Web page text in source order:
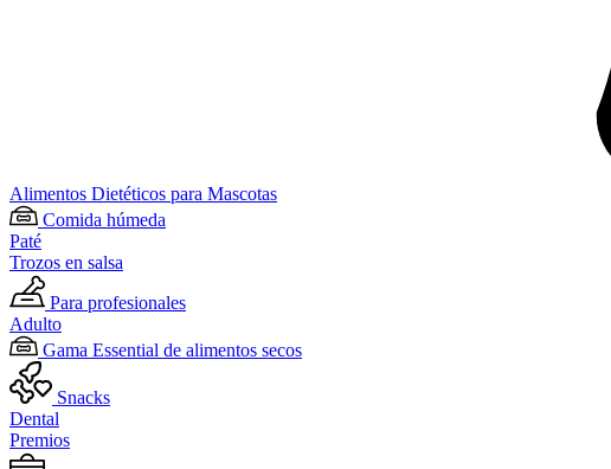
Alimentos Dietéticos para Mascotas
Comida húmeda
Paté
Trozos en salsa
Para profesionales
Adulto
Gama Essential de alimentos secos
Snacks
Dental
Premios